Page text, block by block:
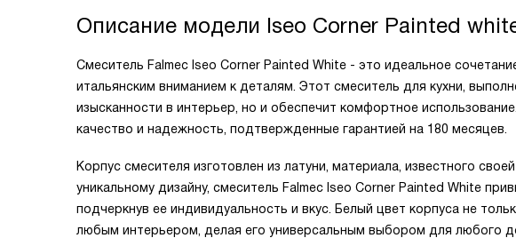
Описание модели Iseo Corner Painted
Смеситель Falmec Iseo Corner Painted White - это идеальное
итальянским вниманием к деталям. Этот смеситель для кухни,
изысканности в интерьер, но и обеспечит комфортное
качество и надежность, подтвержденные гарантией на 180 месяцев.
Корпус смесителя изготовлен из латуни, материала, известного
уникальному дизайну, смеситель Falmec Iseo Corner Painted White
подчеркнув ее индивидуальность и вкус. Белый цвет корпуса не
любым интерьером, делая его универсальным выбором для любого